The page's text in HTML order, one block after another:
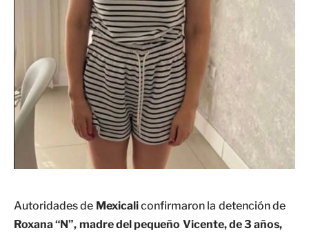
Autoridades de Mexicaliconfirmaron la detención de
Roxana “N”, madre del pequeño Vicente, de 3 años,